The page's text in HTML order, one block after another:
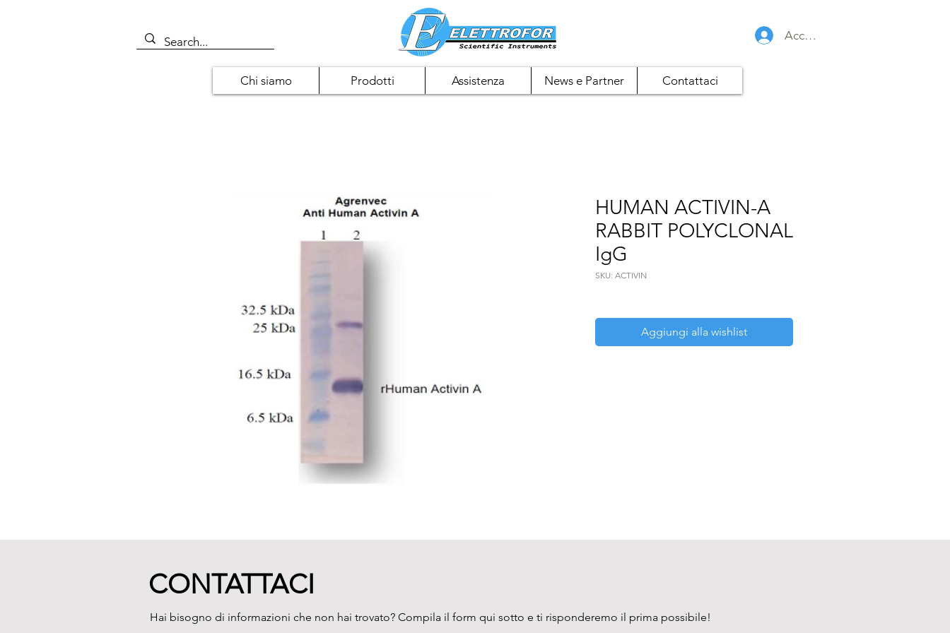
Accedi
Chi siamo Prodotti Assistenza News e Partner Contattaci
HUMAN ACTIVIN-A
RABBIT POLYCLONAL
IgG
SKU: ACTIVIN
Aggiungi alla wishlist
CONTATTACI
Hai bisogno di informazioni che non hai trovato? Compila il form qui sotto e ti risponderemo il prima possibile!